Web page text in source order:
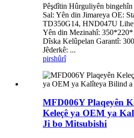
Pêşdîtin Hûrguliyên
Sal: Yên din Jimareya OE:
TD350G14, HND047U
Yên din Mezinahî:
Dîska Kelûpelan Garantî:
Jêderkê: ...
pirshûrî
MFD006Y Plaqeyên
Keleçê ya OEM ya
Ji bo Mitsubishi